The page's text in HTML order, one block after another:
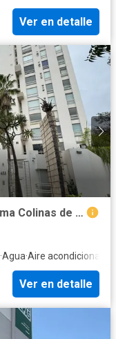
Ver en detalle
Departamento en RENTA Torre Cima Colinas de San Miguel Culiacan, Sinaloa
·Agua·Aire acondicionado
Ver en detalle